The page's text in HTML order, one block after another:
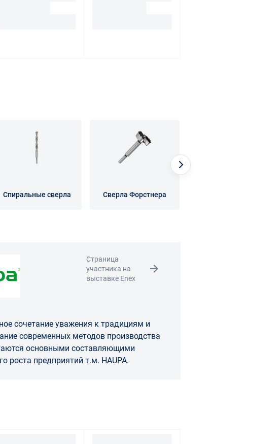
Спиральные сверла Сверла Форстнера
Страница
участника на
выставке Enex
сочетание уважения к традициям и
методов производства
основными составляющими
стабильного роста предприятий т.м. HAUPA.